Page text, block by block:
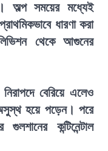
অল্প সময়ের মধ্যেই
ধারণা করা
থেকে আগুনের
বেরিয়ে এলেও
হয়ে পড়েন। পরে
কন্টিনেন্টাল